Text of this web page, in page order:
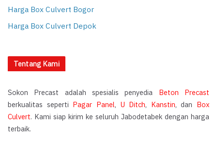
Harga Box Culvert Bogor
Harga Box Culvert Depok
Tentang Kami
Sokon Precast adalah spesialis penyedia Beton Precast
berkualitas seperti Pagar Panel, U Ditch, Kanstin, dan Box
Culvert. Kami siap kirim ke seluruh Jabodetabek dengan harga
terbaik.